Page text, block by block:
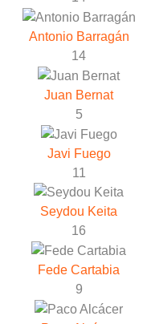
Antonio Barragán
14
Juan Bernat
5
Javi Fuego
11
Seydou Keita
16
Fede Cartabia
9